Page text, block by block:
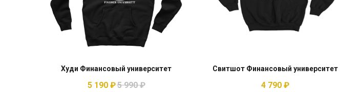
Худи Финансовый университет
5 190 ₽5 990 ₽
Свитшот Финансовый университет
4 790 ₽